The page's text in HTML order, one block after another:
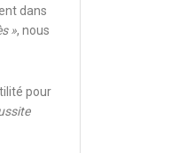
dans
», nous
pour